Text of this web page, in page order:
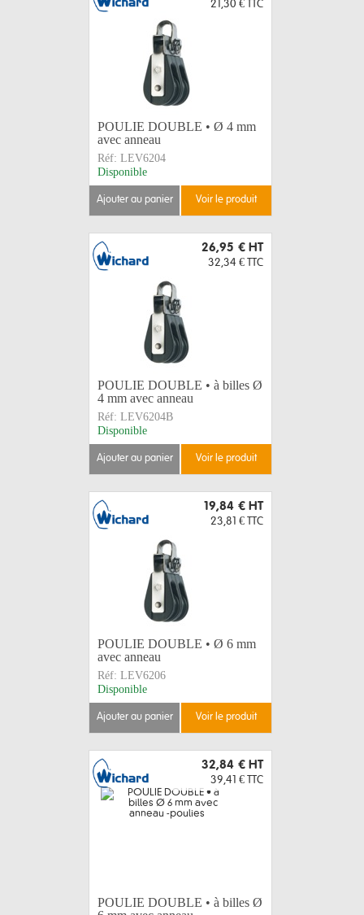
21,30 € TTC
POULIE DOUBLE • Ø 4 mm
avec anneau
Réf: LEV6204
Disponible
ajouter au panier voir le produit
26,95 € HT
32,34 € TTC
POULIE DOUBLE • à billes Ø
4 mm avec anneau
Réf: LEV6204B
Disponible
ajouter au panier voir le produit
19,84 € HT
23,81 € TTC
POULIE DOUBLE • Ø 6 mm
avec anneau
Réf: LEV6206
Disponible
ajouter au panier voir le produit
32,84 € HT
39,41 € TTC
POULIE DOUBLE • à billes Ø